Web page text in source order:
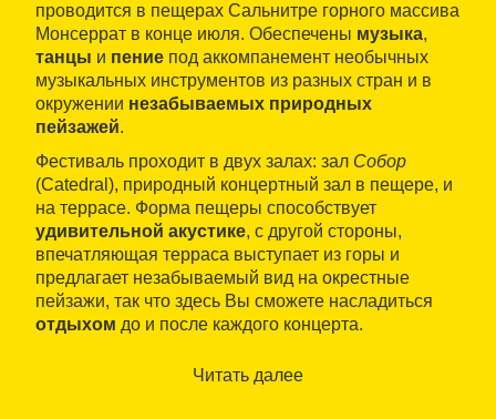
проводится в пещерах Сальнитре горного массива
Монсеррат в конце июля. Обеспечены музыка,
танцы и пение под аккомпанемент необычных
музыкальных инструментов из разных стран и в
окружении незабываемых природных
пейзажей.
Фестиваль проходит в двух залах: зал Собор
(Catedral), природный концертный зал в пещере, и
на террасе. Форма пещеры способствует
удивительной акустике, с другой стороны,
впечатляющая терраса выступает из горы и
предлагает незабываемый вид на окрестные
пейзажи, так что здесь Вы сможете насладиться
отдыхом до и после каждого концерта.
Читать далее